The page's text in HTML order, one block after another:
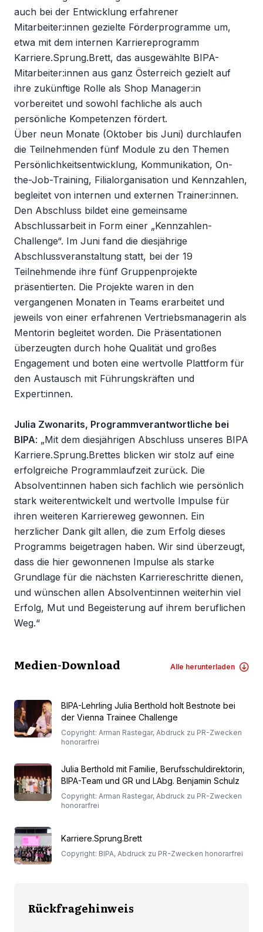
auch bei der Entwicklung erfahrener
Mitarbeiter:innen gezielte Förderprogramme um,
etwa mit dem internen Karriereprogramm
Karriere.Sprung.Brett, das ausgewählte BIPA-
Mitarbeiter:innen aus ganz Österreich gezielt auf
ihre zukünftige Rolle als Shop Manager:in
vorbereitet und sowohl fachliche als auch
persönliche Kompetenzen fördert.
Über neun Monate (Oktober bis Juni) durchlaufen
die Teilnehmenden fünf Module zu den Themen
Persönlichkeitsentwicklung, Kommunikation, On-
the-Job-Training, Filialorganisation und Kennzahlen,
begleitet von internen und externen Trainer:innen.
Den Abschluss bildet eine gemeinsame
Abschlussarbeit in Form einer „Kennzahlen-
Challenge“. Im Juni fand die diesjährige
Abschlussveranstaltung statt, bei der 19
Teilnehmende ihre fünf Gruppenprojekte
präsentierten. Die Projekte waren in den
vergangenen Monaten in Teams erarbeitet und
jeweils von einer erfahrenen Vertriebsmanagerin als
Mentorin begleitet worden. Die Präsentationen
überzeugten durch hohe Qualität und großes
Engagement und boten eine wertvolle Plattform für
den Austausch mit Führungskräften und
Expert:innen.
Julia Zwonarits, Programmverantwortliche bei
BIPA: „Mit dem diesjährigen Abschluss unseres BIPA
Karriere.Sprung.Brettes blicken wir stolz auf eine
erfolgreiche Programmlaufzeit zurück. Die
Absolvent:innen haben sich fachlich wie persönlich
stark weiterentwickelt und wertvolle Impulse für
ihren weiteren Karriereweg gewonnen. Ein
herzlicher Dank gilt allen, die zum Erfolg dieses
Programms beigetragen haben. Wir sind überzeugt,
dass die hier gewonnenen Impulse als starke
Grundlage für die nächsten Karriereschritte dienen,
und wünschen allen Absolvent:innen weiterhin viel
Erfolg, Mut und Begeisterung auf ihrem beruflichen
Weg.“
Medien-Download Alle herunterladen
BIPA-Lehrling Julia Berthold holt Bestnote bei
der Vienna Trainee Challenge
Copyright: Arman Rastegar, Abdruck zu PR-Zwecken
honorarfrei
Julia Berthold mit Familie, Berufsschuldirektorin,
BIPA-Team und GR und LAbg. Benjamin Schulz
Copyright: Arman Rastegar, Abdruck zu PR-Zwecken
honorarfrei
Karriere.Sprung.Brett
Copyright: BIPA, Abdruck zu PR-Zwecken honorarfrei
Rückfragehinweis